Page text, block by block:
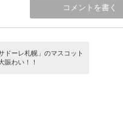
ドーレ札幌」のマスコット
賑わい！！